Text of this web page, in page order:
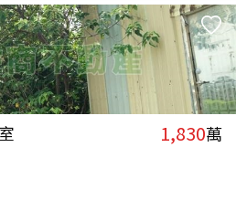
1,830萬